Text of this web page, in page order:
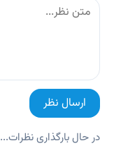
ارسال نظر
در حال بارگذاری نظرات...